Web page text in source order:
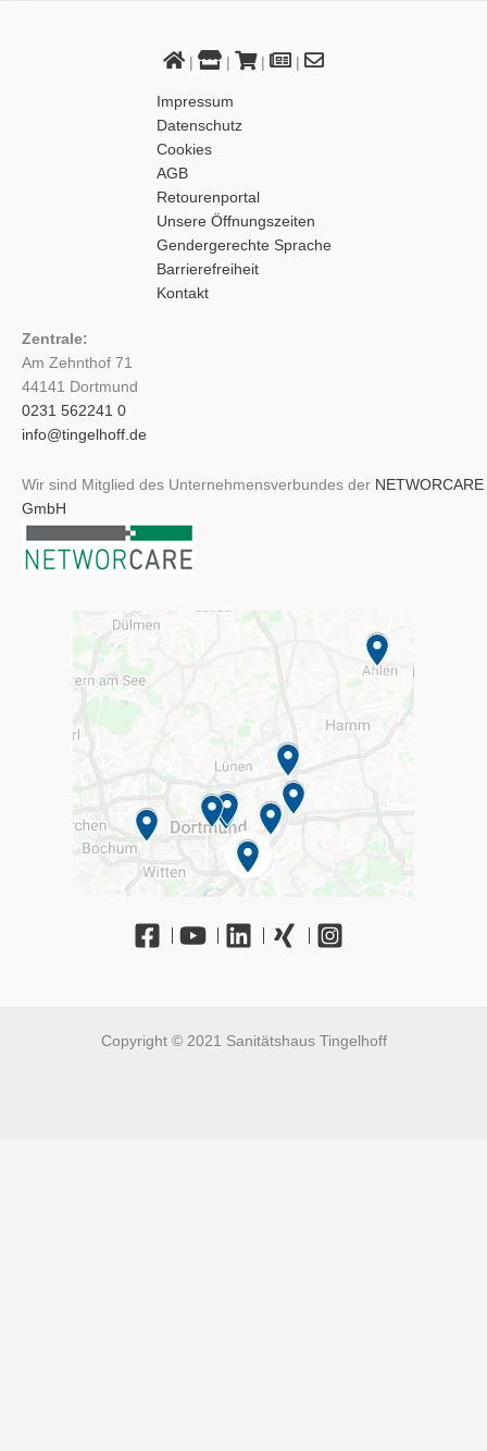
|
Impressum
Datenschutz
Cookies
AGB
Retourenportal
Unsere Öffnungszeiten
Gendergerechte Sprache
Barrierefreiheit
Kontakt
Zentrale:
Am Zehnthof 71
44141 Dortmund
0231 562241 0
info@tingelhoff.de
Wir sind Mitglied des Unternehmensverbundes der NETWORCARE
GmbH
Copyright © 2021 Sanitätshaus Tingelhoff